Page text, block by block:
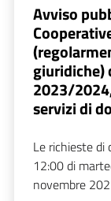
Avviso
giuridiche)
2023/
servizi di
Le richieste
12:00 di
novembre